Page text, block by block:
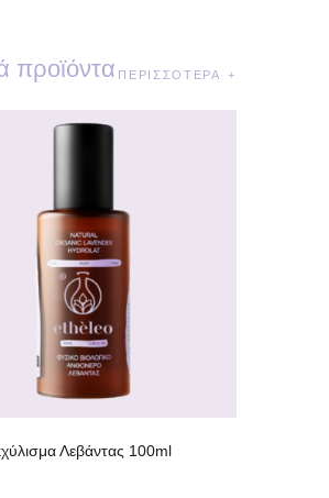
προϊόντα ΠΕΡΙΣΣΌΤΕΡΑ
Λεβάντας 100ml